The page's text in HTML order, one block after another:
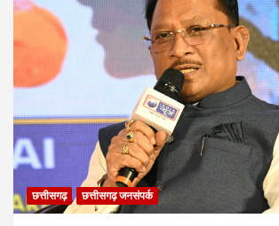
छत्तीसगढ़ छत्तीसगढ़ जनसंपर्क